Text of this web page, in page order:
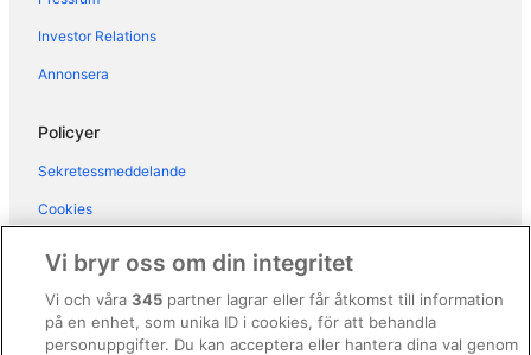
Principino
Mecenate
Hotel Brunelleschi
Hotel Windsor Milano
Biocity
Investor Relations
Annonsera
Policyer
Sekretessmeddelande
Cookies
Regler och villkor för Vrbo
Vi bryr oss om din integritet
Vi och våra345 partner lagrar eller får åtkomst till information
på en enhet, som unika ID i cookies, för att behandla
personuppgifter. Du kan acceptera eller hantera dina val genom